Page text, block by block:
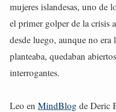
mujeres islandesas, uno de
el primer golper de la crisis
desde luego, aunque no era
planteaba, quedaban
interrogantes.
Leo en MindBlog de Deric